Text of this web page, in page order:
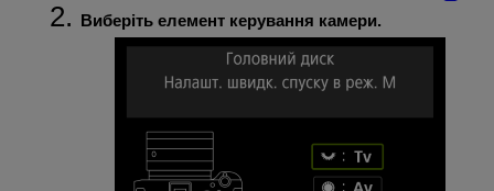
Виберіть елемент керування камери.